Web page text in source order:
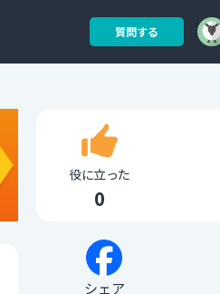
質問する
役に立った
0
シェア